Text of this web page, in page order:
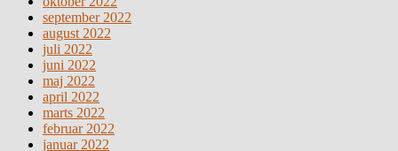
september 2022
august 2022
juli 2022
juni 2022
maj 2022
april 2022
marts 2022
februar 2022
januar 2022